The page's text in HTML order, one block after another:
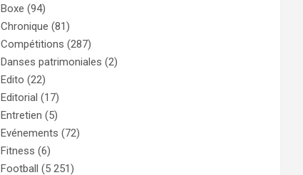
Boxe (94)
Chronique (81)
Compétitions (287)
Danses patrimoniales (2)
Edito (22)
Editorial (17)
Entretien (5)
Evénements (72)
Fitness (6)
Football (5 251)